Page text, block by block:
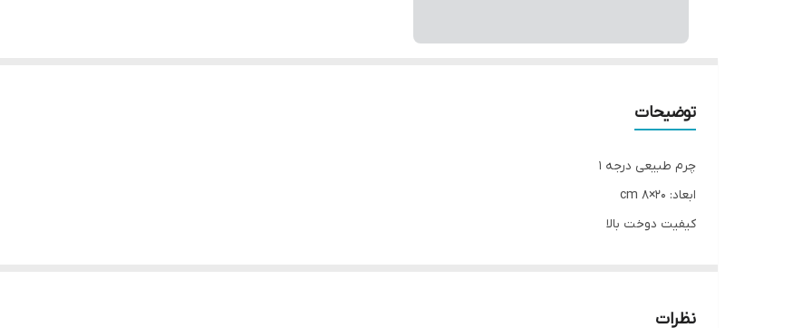
توضیحات
چرم طبیعی درجه ۱
ابعاد: ۲۰×۸ cm
کیفیت دوخت بالا
نظرات